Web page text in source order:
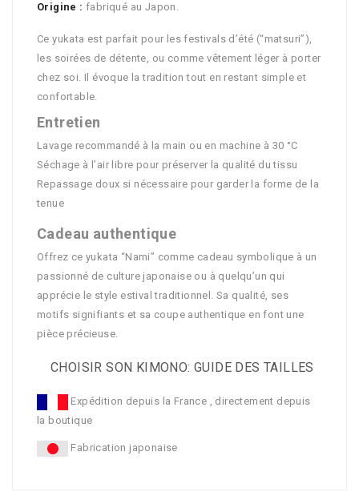
Origine : fabriqué au Japon.
Ce yukata est parfait pour les festivals d’été (“matsuri”),
les soirées de détente, ou comme vêtement léger à porter
chez soi. Il évoque la tradition tout en restant simple et
confortable.
Entretien
Lavage recommandé à la main ou en machine à 30 °C
Séchage à l’air libre pour préserver la qualité du tissu
Repassage doux si nécessaire pour garder la forme de la
tenue
Cadeau authentique
Offrez ce yukata “Nami” comme cadeau symbolique à un
passionné de culture japonaise ou à quelqu’un qui
apprécie le style estival traditionnel. Sa qualité, ses
motifs signifiants et sa coupe authentique en font une
pièce précieuse.
CHOISIR SON KIMONO: GUIDE DES TAILLES
Expédition depuis la France , directement depuis
la boutique
Fabrication japonaise